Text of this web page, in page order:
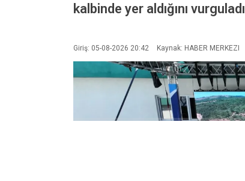
kalbinde yer aldığını vurguladı
Giriş: 05-08-2026 20:42 Kaynak: HABER MERKEZI